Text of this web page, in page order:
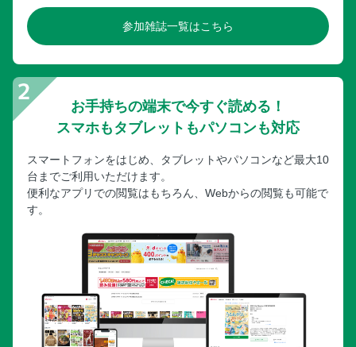
参加雑誌一覧はこちら
お手持ちの端末で今すぐ読める！
スマホもタブレットもパソコンも対応
スマートフォンをはじめ、タブレットやパソコンなど最大10
台までご利用いただけます。
便利なアプリでの閲覧はもちろん、Webからの閲覧も可能で
す。